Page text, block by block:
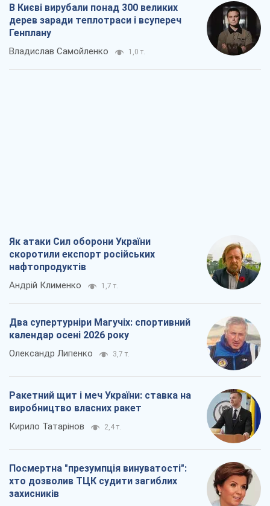
В Києві вирубали понад 300 великих
дерев заради теплотраси і всупереч
Генплану
Владислав Самойленко 1,0 т.
Як атаки Сил оборони України
скоротили експорт російських
нафтопродуктів
Андрій Клименко 1,7 т.
Два супертурніри Магучіх: спортивний
календар осені 2026 року
Олександр Липенко 3,7 т.
Ракетний щит і меч України: ставка на
виробництво власних ракет
Кирило Татарінов 2,4 т.
Посмертна "презумпція винуватості":
хто дозволив ТЦК судити загиблих
захисників